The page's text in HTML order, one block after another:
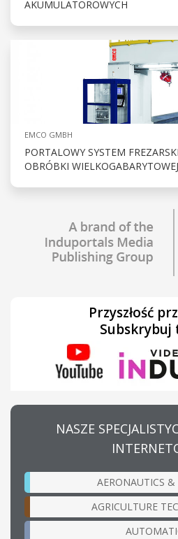
AKUMULATOROWYCH
EMCO GMBH
PORTALOWY SYSTEM
OBRÓBKI WIELKOGABARYTOWEJ
Przyszłość
Subskrybuj
NASZE
AERONAUTICS &
AGRICULTURE